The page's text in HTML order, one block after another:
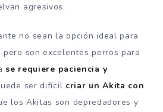
agresivos.
no sean la opción ideal para
son excelentes perros para
se requiere paciencia y
ser difícil criar un Akita con
los Akitas son depredadores y